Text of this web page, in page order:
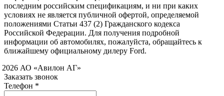
последним российским спецификациям, и ни при каких
условиях не является публичной офертой, определяемой
положениями Статьи 437 (2) Гражданского кодекса
Российской Федерации. Для получения подробной
информации об автомобилях, пожалуйста, обращайтесь к
ближайшему официальному дилеру Ford.
АО «Авилон АГ»
Заказать звонок
Телефон *